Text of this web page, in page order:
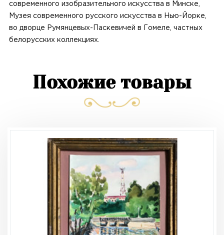
современного изобразительного искусства в Минске,
Музея современного русского искусства в Нью-Йорке,
во дворце Румянцевых-Паскевичей в Гомеле, частных
белорусских коллекциях.
Похожие товары